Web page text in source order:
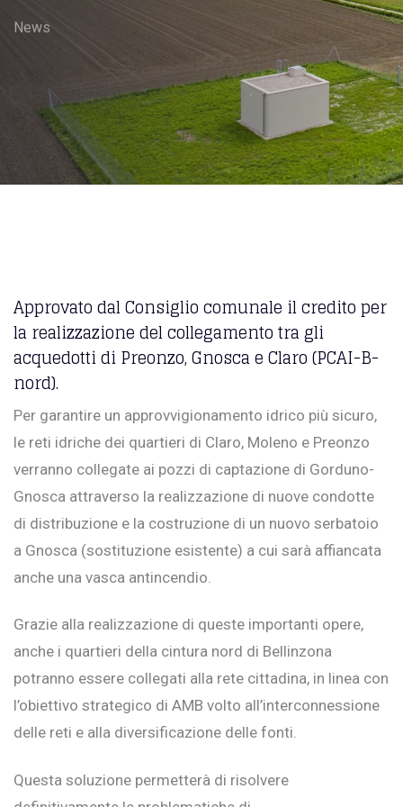
News
Approvato dal Consiglio comunale il credito per
la realizzazione del collegamento tra gli
acquedotti di Preonzo, Gnosca e Claro (PCAI-B-
nord).
Per garantire un approvvigionamento idrico più sicuro,
le reti idriche dei quartieri di Claro, Moleno e Preonzo
verranno collegate ai pozzi di captazione di Gorduno-
Gnosca attraverso la realizzazione di nuove condotte
di distribuzione e la costruzione di un nuovo serbatoio
a Gnosca (sostituzione esistente) a cui sarà affiancata
anche una vasca antincendio.
Grazie alla realizzazione di queste importanti opere,
anche i quartieri della cintura nord di Bellinzona
potranno essere collegati alla rete cittadina, in linea con
l’obiettivo strategico di AMB volto all’interconnessione
delle reti e alla diversificazione delle fonti.
Questa soluzione permetterà di risolvere